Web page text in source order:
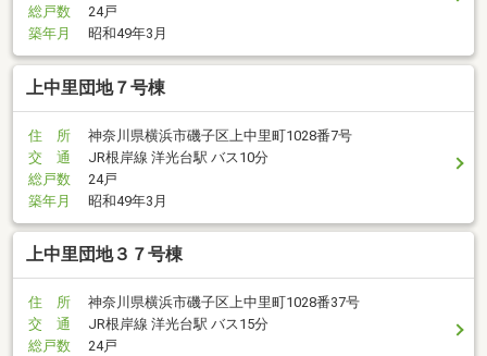
総戸数
24戸
築年月
昭和49年3月
上中里団地７号棟
住 所
神奈川県横浜市磯子区上中里町1028番7号
交 通
JR根岸線 洋光台駅 バス10分
総戸数
24戸
築年月
昭和49年3月
上中里団地３７号棟
住 所
神奈川県横浜市磯子区上中里町1028番37号
交 通
JR根岸線 洋光台駅 バス15分
総戸数
24戸